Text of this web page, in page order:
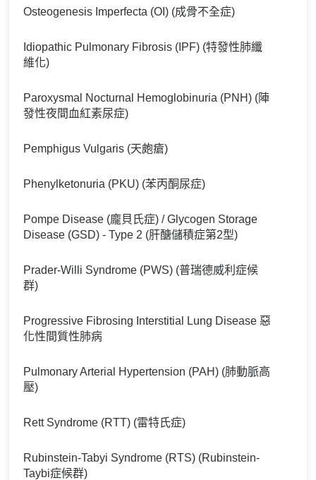
Osteogenesis Imperfecta (OI) (成骨不全症)
Idiopathic Pulmonary Fibrosis (IPF) (特發性肺纖
維化)
Paroxysmal Nocturnal Hemoglobinuria (PNH) (陣
發性夜間血紅素尿症)
Pemphigus Vulgaris (天皰瘡)
Phenylketonuria (PKU) (苯丙酮尿症)
Pompe Disease (龐貝氏症) / Glycogen Storage
Disease (GSD) - Type 2 (肝醣儲積症第2型)
Prader-Willi Syndrome (PWS) (普瑞德威利症候
群)
Progressive Fibrosing Interstitial Lung Disease 惡
化性間質性肺病
Pulmonary Arterial Hypertension (PAH) (肺動脈高
壓)
Rett Syndrome (RTT) (雷特氏症)
Rubinstein-Tabyi Syndrome (RTS) (Rubinstein-
Taybi症候群)